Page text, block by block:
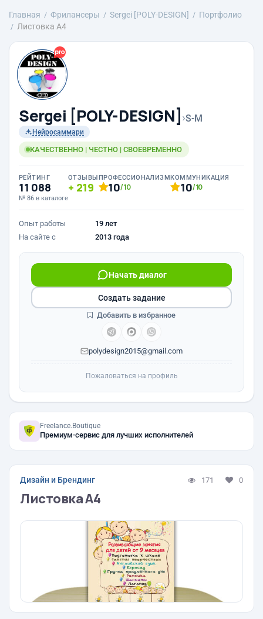
Главная Фрилансеры Sergei [POLY-DESIGN]
Портфолио
Листовка А4
Sergei [POLY-DESIGN] ›S-M
Нейросаммари
КАЧЕСТВЕННО | ЧЕСТНО | СВОЕВРЕМЕННО
РЕЙТИНГ
11 088
№ 86 в каталоге
ОТЗЫВЫ
219
ПРОФЕССИОНАЛИЗМ
10/10
КОММУНИКАЦИЯ
10/10
Опыт работы
19 лет
На сайте с
2013 года
Начать диалог
polydesign2015@gmail.com
Создать задание
Добавить в избранное
Пожаловаться на профиль
Freelance.Boutique
Премиум-сервис для лучших исполнителей
Дизайн и Брендинг 171 0
Листовка А4